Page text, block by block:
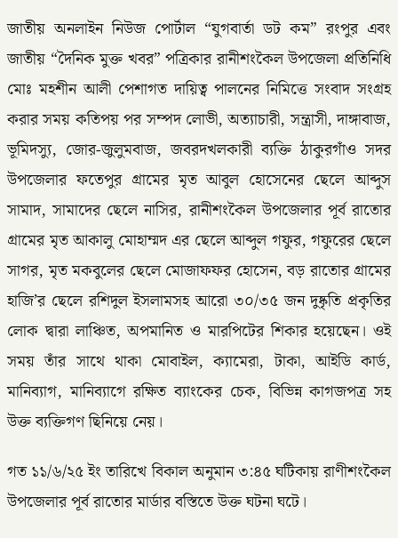
জাতীয় অনলাইন নিউজ পোর্টাল “যুগবার্তা ডট কম” রংপুর এবং
জাতীয় “দৈনিক মুক্ত খবর” পত্রিকার রানীশংকৈল উপজেলা প্রতিনিধি
মোঃ মহশীন আলী পেশাগত দায়িত্ব পালনের নিমিত্তে সংবাদ সংগ্রহ
করার সময় কতিপয় পর সম্পদ লোভী, অত্যাচারী, সন্ত্রাসী, দাঙ্গাবাজ,
ভূমিদস্যু, জোর-জুলুমবাজ, জবরদখলকারী ব্যক্তি ঠাকুরগাঁও সদর
উপজেলার ফতেপুর গ্রামের মৃত আবুল হোসেনের ছেলে আব্দুস
সামাদ, সামাদের ছেলে নাসির, রানীশংকৈল উপজেলার পূর্ব রাতোর
গ্রামের মৃত আকালু মোহাম্মদ এর ছেলে আব্দুল গফুর, গফুরের ছেলে
সাগর, মৃত মকবুলের ছেলে মোজাফফর হোসেন, বড় রাতোর গ্রামের
হাজি’র ছেলে রশিদুল ইসলামসহ আরো ৩০/৩৫ জন দুষ্কৃতি প্রকৃতির
লোক দ্বারা লাঞ্চিত, অপমানিত ও মারপিটের শিকার হয়েছেন। ওই
সময় তাঁর সাথে থাকা মোবাইল, ক্যামেরা, টাকা, আইডি কার্ড,
মানিব্যাগ, মানিব্যাগে রক্ষিত ব্যাংকের চেক, বিভিন্ন কাগজপত্র সহ
উক্ত ব্যক্তিগণ ছিনিয়ে নেয়।
গত ১১/৬/২৫ ইং তারিখে বিকাল অনুমান ৩:৪৫ ঘটিকায় রাণীশংকৈল
উপজেলার পূর্ব রাতোর মার্ডার বস্তিতে উক্ত ঘটনা ঘটে।